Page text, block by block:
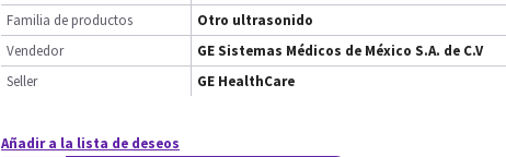
Familia de productos
Otro ultrasonido
Vendedor
GE Sistemas Médicos de México S.A. de C.V
Seller
GE HealthCare
Añadir a la lista de deseos